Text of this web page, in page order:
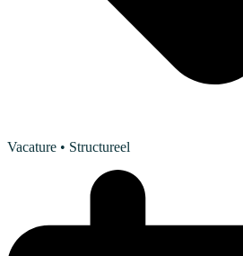
Vacature • Structureel